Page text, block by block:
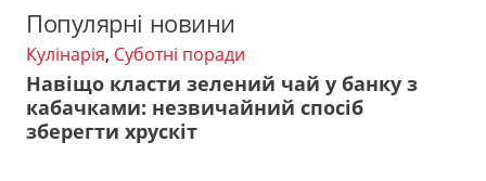
Популярні новини
Кулінарія, Суботні поради
Навіщо класти зелений чай у банку з
кабачками: незвичайний спосіб
зберегти хрускіт